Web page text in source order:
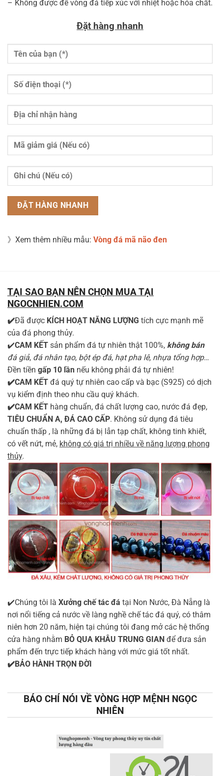
– Không được để vòng đá tiếp xúc với nhiệt hoặc hóa chất.
Đặt hàng nhanh
》Xem thêm nhiều mẫu: Vòng đá mã não đen
TẠI SAO BẠN NÊN CHỌN MUA TẠI
NGOCNHIEN.COM
✔️Đã được KÍCH HOẠT NĂNG LƯỢNG tích cực mạnh mẽ
của đá phong thủy.
✔️CAM KẾT sản phẩm đá tự nhiên thật 100%, không bán
đá giả, đá nhân tạo, bột ép đá, hạt pha lê, nhựa tổng hợp…
Đền tiền gấp 10 lần nếu không phải đá tự nhiên!
✔️CAM KẾT đá quý tự nhiên cao cấp và bạc (S925) có dịch
vụ kiểm định theo nhu cầu quý khách.
✔️CAM KẾT hàng chuẩn, đá chất lượng cao, nước đá đẹp,
TIÊU CHUẨN A, ĐÁ CAO CẤP. Không sử dụng đá tiêu
chuẩn thấp , là những đá bị lẫn tạp chất, không tinh khiết,
có vết nứt, mẻ, không có giá trị nhiều về năng lượng phong
thủy.
✔️Chúng tôi là Xưởng chế tác đá tại Non Nước, Đà Nẵng là
nơi nổi tiếng cả nước về làng nghề chế tác đá quý, có thâm
niên hơn 20 năm, hiện tại chúng tôi đang mở các hệ thống
cửa hàng nhằm BỎ QUA KHÂU TRUNG GIAN để đưa sản
phẩm đến trực tiếp khách hàng với mức giá tốt nhất.
✔️BẢO HÀNH TRỌN ĐỜI
BÁO CHÍ NÓI VỀ VÒNG HỢP MỆNH NGỌC
NHIÊN